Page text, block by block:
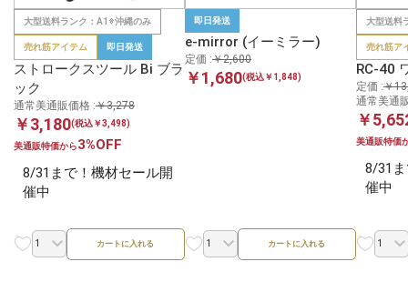
大型送料ランク：A1※沖縄のみ
売れ筋アイテム 即日発送
ストロークスツール Bi ブラ
ック
通常美通販価格 :￥3,278
￥3,180(税込￥3,498)
美通販特価から3%OFF
8/31まで！機材セール開
催中
カートに入れる
即日発送
e-mirror (イーミラー)
定価 :￥2,600
￥1,680(税込￥1,848)
カートに入れる
大型送料
売れ筋ア
RC-40
定価 :￥
通常美通
￥
美通販特価
8/31
催中